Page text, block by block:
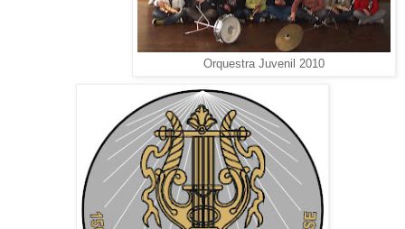
Orquestra Juvenil 2010